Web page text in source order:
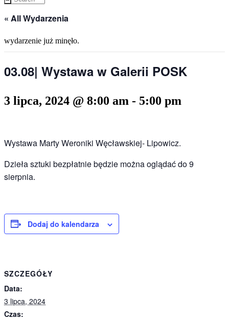
« All Wydarzenia
wydarzenie już minęło.
03.08| Wystawa w Galerii POSK
3 lipca, 2024 @ 8:00 am - 5:00 pm
Wystawa Marty Weroniki Węcławskiej- Lipowicz.
Dzieła sztuki bezpłatnie będzie można oglądać do 9
sierpnia.
Dodaj do kalendarza
SZCZEGÓŁY
Data:
3 lipca, 2024
Czas: